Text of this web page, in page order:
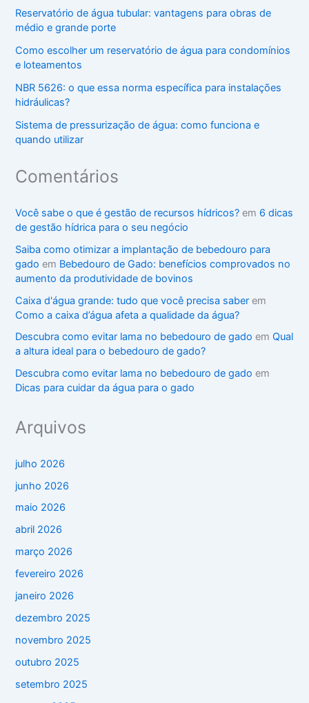
Reservatório de água tubular: vantagens para obras de
médio e grande porte
Como escolher um reservatório de água para condomínios
e loteamentos
NBR 5626: o que essa norma específica para instalações
hidráulicas?
Sistema de pressurização de água: como funciona e
quando utilizar
Comentários
Você sabe o que é gestão de recursos hídricos? em 6 dicas
de gestão hídrica para o seu negócio
Saiba como otimizar a implantação de bebedouro para
gado em Bebedouro de Gado: benefícios comprovados no
aumento da produtividade de bovinos
Caixa d'água grande: tudo que você precisa saber em
Como a caixa d’água afeta a qualidade da água?
Descubra como evitar lama no bebedouro de gado em Qual
a altura ideal para o bebedouro de gado?
Descubra como evitar lama no bebedouro de gado em
Dicas para cuidar da água para o gado
Arquivos
julho 2026
junho 2026
maio 2026
abril 2026
março 2026
fevereiro 2026
janeiro 2026
dezembro 2025
novembro 2025
outubro 2025
setembro 2025